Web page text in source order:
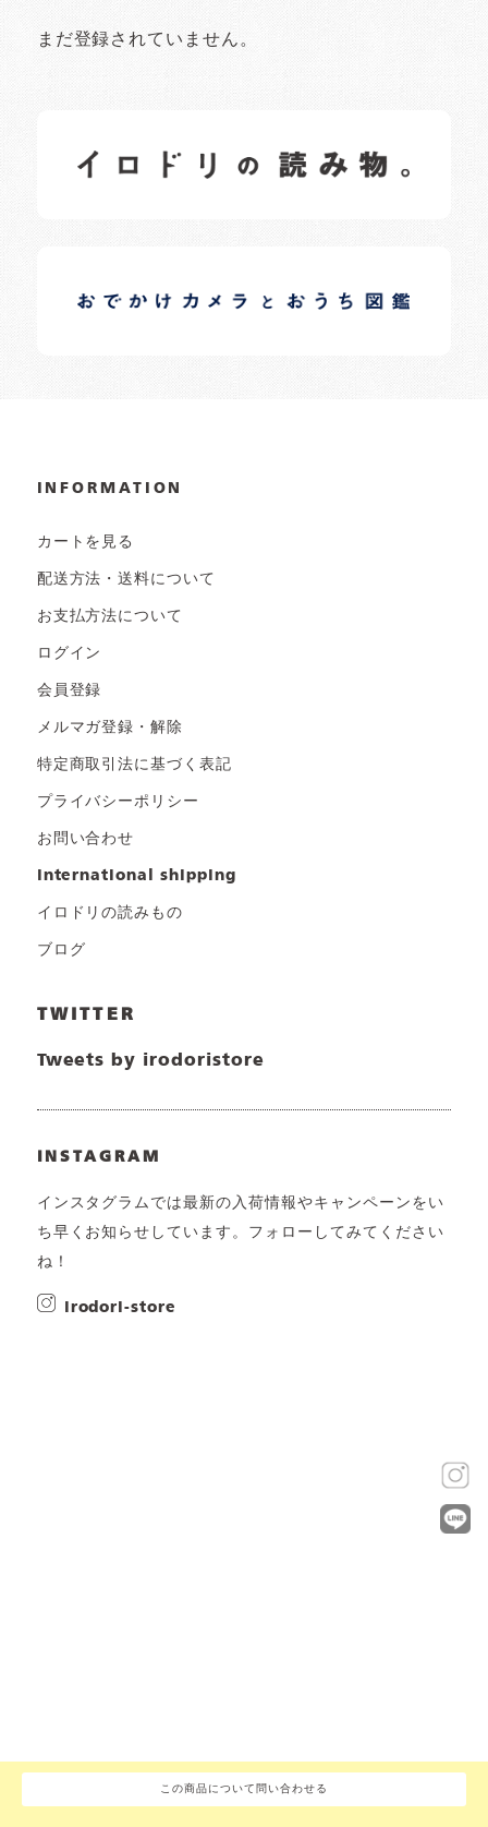
この商品について問い合わせる
まだ登録されていません。
日常の様子など随時更新中です。
日常の様子など随時更新中です。
INFORMATION
カートを見る
配送方法・送料について
お支払方法について
ログイン
会員登録
メルマガ登録・解除
特定商取引法に基づく表記
プライバシーポリシー
お問い合わせ
international shipping
イロドリの読みもの
ブログ
TWITTER
Tweets by irodoristore
INSTAGRAM
インスタグラムでは最新の入荷情報やキャンペーンをい
ち早くお知らせしています。フォローしてみてください
ね！
irodori-store